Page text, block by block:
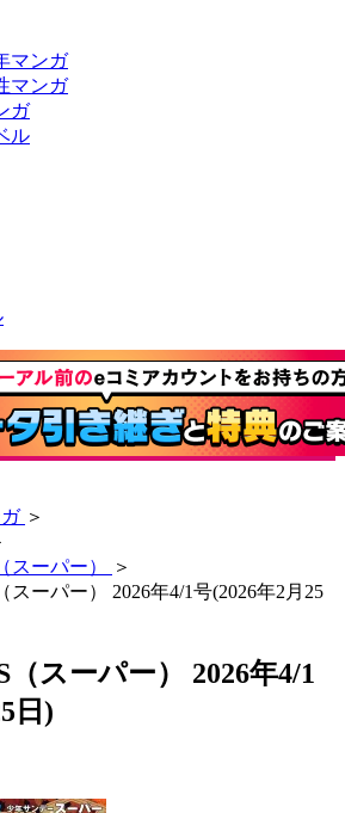
マンガ
マンガ
ガ
ル
＞
スーパー）
＞
スーパー） 2026年4/1号(2026年2月25
スーパー） 2026年4/1
日)